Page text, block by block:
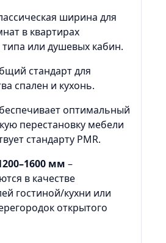
ширина для
в квартирах
типа или душевых кабин.
стандарт для
спален и кухонь.
оптимальный
перестановку мебели
стандарту PMR.
мм –
в качестве
гостиной/кухни или
открытого